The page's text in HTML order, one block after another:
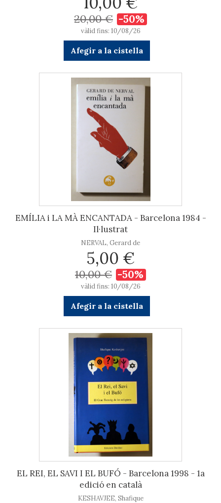
20,00 € -50%
vàlid fins: 10/08/26
Afegir a la cistella
EMÍLIA i LA MÀ ENCANTADA - Barcelona 1984 -
Il·lustrat
NERVAL, Gerard de
5,00 €
10,00 € -50%
vàlid fins: 10/08/26
Afegir a la cistella
EL REI, EL SAVI I EL BUFÓ - Barcelona 1998 - 1a
edició en català
KESHAVJEE, Shafique